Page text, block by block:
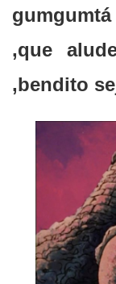
,que
,bendito